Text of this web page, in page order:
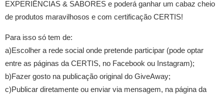
EXPERIÊNCIAS & SABORES e poderá ganhar um cabaz cheio
de produtos maravilhosos e com certificação CERTIS!
Para isso só tem de:
a)Escolher a rede social onde pretende participar (pode optar
entre as páginas da CERTIS, no Facebook ou Instagram);
b)Fazer gosto na publicação original do GiveAway;
c)Publicar diretamente ou enviar via mensagem, na página da